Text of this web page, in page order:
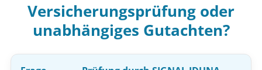
Versicherungsprüfung oder
unabhängiges Gutachten?